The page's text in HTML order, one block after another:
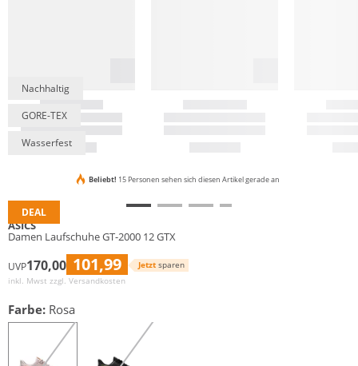
DEAL
Nachhaltig
GORE-TEX
Wasserfest
Beliebt! 15 Personen sehen sich diesen Artikel gerade an
ASICS
Damen Laufschuhe GT-2000 12 GTX
UVP170,00 101,99 Jetzt sparen
inkl. Mwst zzgl. Versandkosten
Farbe: Rosa